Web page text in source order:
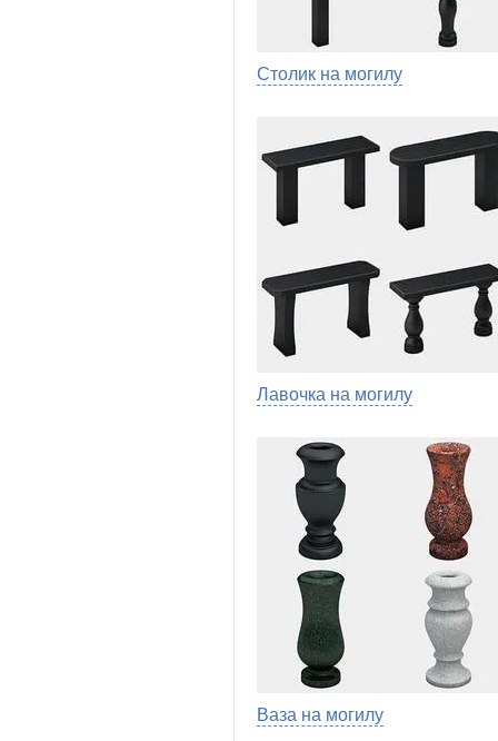
Столик на могилу
Лавочка на могилу
Ваза на могилу